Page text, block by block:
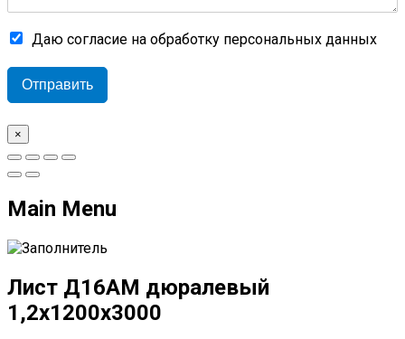
Даю согласие на обработку персональных данных
Отправить
×
Main Menu
Лист Д16АМ дюралевый
1,2х1200х3000